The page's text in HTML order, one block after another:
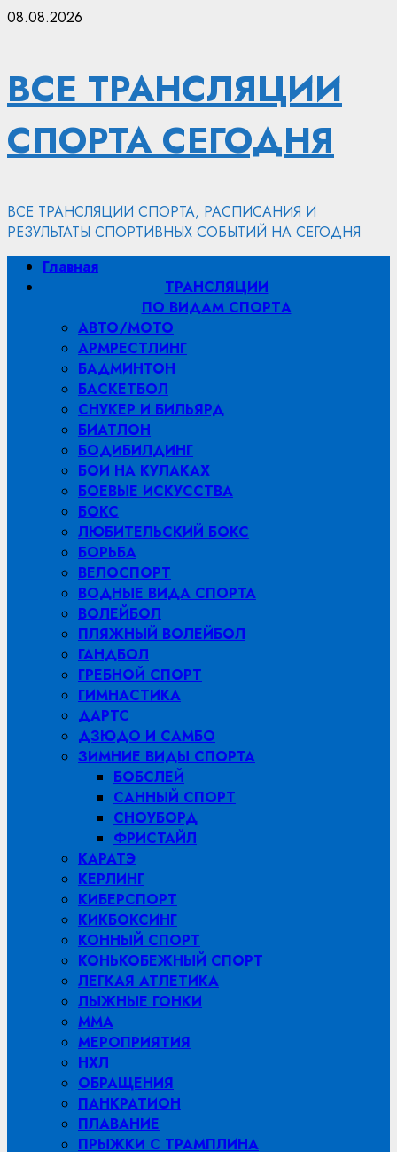
Перейти
08.08.2026
ВСЕ ТРАНСЛЯЦИИ
СПОРТА СЕГОДНЯ
ВСЕ ТРАНСЛЯЦИИ СПОРТА, РАСПИСАНИЯ И
РЕЗУЛЬТАТЫ СПОРТИВНЫХ СОБЫТИЙ НА СЕГОДНЯ
Основное
меню
Главная
ТРАНСЛЯЦИИ
ПО ВИДАМ СПОРТA
АВТО/МОТО
АРМРЕСТЛИНГ
БАДМИНТОН
БАСКЕТБОЛ
СНУКЕР И БИЛЬЯРД
БИАТЛОН
БОДИБИЛДИНГ
БОИ НА КУЛАКАХ
БОЕВЫЕ ИСКУССТВА
БОКС
ЛЮБИТЕЛЬСКИЙ БОКС
БОРЬБА
ВЕЛОСПОРТ
ВОДНЫЕ ВИДА СПОРТА
ВОЛЕЙБОЛ
ПЛЯЖНЫЙ ВОЛЕЙБОЛ
ГАНДБОЛ
ГРЕБНОЙ СПОРТ
ГИМНАСТИКА
ДАРТС
ДЗЮДО И САМБО
ЗИМНИЕ ВИДЫ СПОРТА
БОБСЛЕЙ
САННЫЙ СПОРТ
СНОУБОРД
ФРИСТАЙЛ
КАРАТЭ
КЕРЛИНГ
КИБЕРСПОРТ
КИКБОКСИНГ
КОННЫЙ СПОРТ
КОНЬКОБЕЖНЫЙ СПОРТ
ЛЕГКАЯ АТЛЕТИКА
ЛЫЖНЫЕ ГОНКИ
MMA
МЕРОПРИЯТИЯ
НХЛ
ОБРАЩЕНИЯ
ПАНКРАТИОН
ПЛАВАНИЕ
ПРЫЖКИ С ТРАМПЛИНА